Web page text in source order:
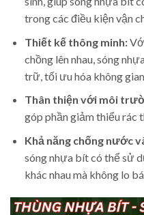
trong các điều kiện vận
Thiết kế thông minh:
chồng lên nhau, sóng
trữ, tối ưu hóa không gian.
Thân thiện với môi
góp phần giảm thiểu rác
Khả năng chống nước
sóng nhựa bít có thể sử
khác nhau mà không lo